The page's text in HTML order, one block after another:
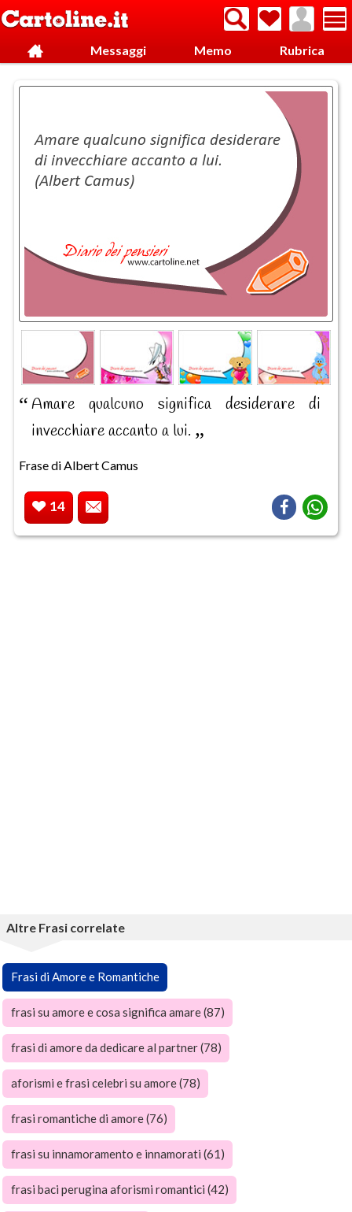
Messaggi Memo Rubrica
Amare qualcuno significa desiderare di
invecchiare accanto a lui.
Frase di Albert Camus
14
Altre Frasi correlate
Frasi di Amore e Romantiche
frasi su amore e cosa significa amare (87)
frasi di amore da dedicare al partner (78)
aforismi e frasi celebri su amore (78)
frasi romantiche di amore (76)
frasi su innamoramento e innamorati (61)
frasi baci perugina aforismi romantici (42)